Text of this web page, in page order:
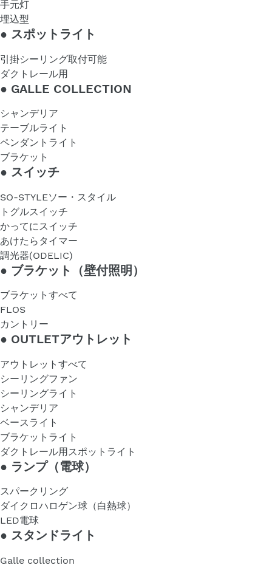
手元灯
埋込型
● スポットライト
引掛シーリング取付可能
ダクトレール用
● GALLE COLLECTION
シャンデリア
テーブルライト
ペンダントライト
ブラケット
● スイッチ
SO-STYLEソー・スタイル
トグルスイッチ
かってにスイッチ
あけたらタイマー
調光器(ODELIC)
● ブラケット（壁付照明）
ブラケットすべて
FLOS
カントリー
● OUTLETアウトレット
アウトレットすべて
シーリングファン
シーリングライト
シャンデリア
ベースライト
ブラケットライト
ダクトレール用スポットライト
● ランプ（電球）
スパークリング
ダイクロハロゲン球（白熱球）
LED電球
● スタンドライト
Galle collection